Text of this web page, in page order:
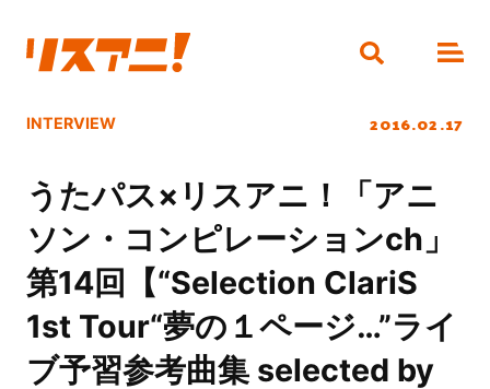
INTERVIEW 2016.02.17
うたパス×リスアニ！「アニ
ソン・コンピレーションch」
第14回【“Selection ClariS
1st Tour“夢の１ページ…”ライ
ブ予習参考曲集 selected by